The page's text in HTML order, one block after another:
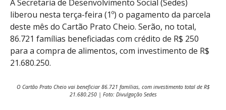
A Secretaria de Desenvolvimento Social (Sedes)
liberou nesta terça-feira (1º) o pagamento da parcela
deste mês do Cartão Prato Cheio. Serão, no total,
86.721 famílias beneficiadas com crédito de R$ 250
para a compra de alimentos, com investimento de R$
21.680.250.
O Cartão Prato Cheio vai beneficiar 86.721 famílias, com investimento total de R$
21.680.250 | Foto: Divulgação Sedes